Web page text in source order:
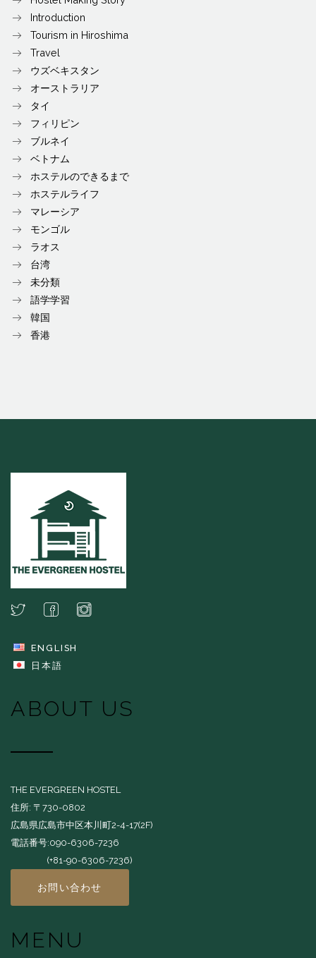
Introduction
Tourism in Hiroshima
Travel
ウズベキスタン
オーストラリア
タイ
フィリピン
ブルネイ
ベトナム
ホステルのできるまで
ホステルライフ
マレーシア
モンゴル
ラオス
台湾
未分類
語学学習
韓国
香港
ENGLISH
日本語
ABOUT US
THE EVERGREEN HOSTEL
住所: 〒730-0802
広島県広島市中区本川町2-4-17(2F)
電話番号:090-6306-7236
(+81-90-6306-7236)
お問い合わせ
MENU